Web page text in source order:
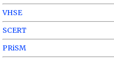
VHSE
SCERT
PRiSM